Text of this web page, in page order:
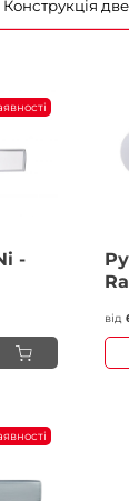
Конструкція
-
від